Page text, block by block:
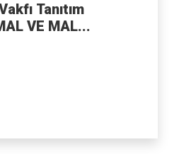
Tanıtım
VE MAL...